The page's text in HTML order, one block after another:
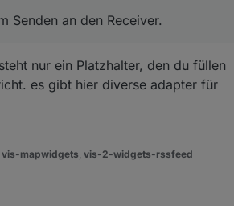
Senden an den Receiver.
nur ein Platzhalter, den du füllen
es gibt hier diverse adapter für
vis-mapwidgets, vis-2-widgets-rssfeed